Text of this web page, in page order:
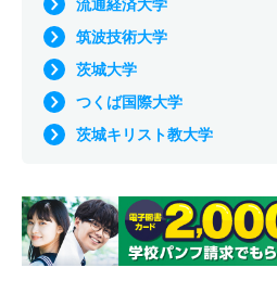
流通経済大学
筑波技術大学
茨城大学
つくば国際大学
茨城キリスト教大学